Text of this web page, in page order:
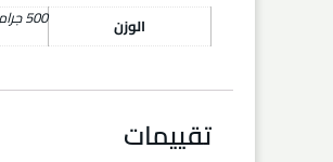
الوزن 500 جرام
تقييمات